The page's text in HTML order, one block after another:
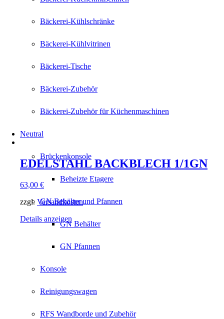
Bäckerei-Kühlschränke
Bäckerei-Kühlvitrinen
Bäckerei-Tische
Bäckerei-Zubehör
Bäckerei-Zubehör für Küchenmaschinen
Neutral
Brückenkonsole
Beheizte Etagere
GN Behälter und Pfannen
GN Behälter
GN Pfannen
Konsole
Reinigungswagen
RFS Wandborde und Zubehör
EDELSTAHL BACKBLECH 1/1GN
63,00 €
zzgl. Versandkosten
Details anzeigen